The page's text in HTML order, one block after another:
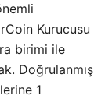
Kurucusu
birimi ile
Doğrulanmış
1